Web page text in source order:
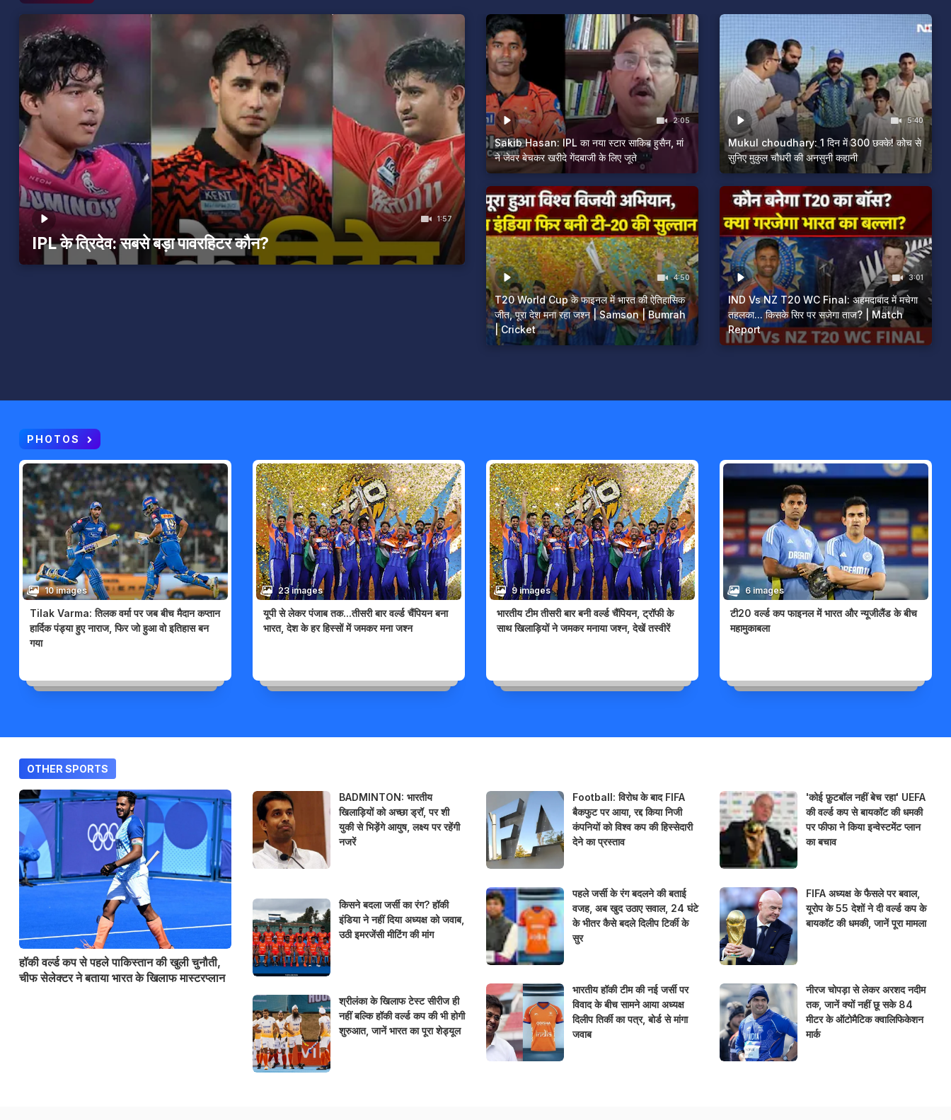
1:57
IPL के त्रिदेव: सबसे बड़ा पावरहिटर कौन?
2:05
Sakib Hasan: IPL का नया स्टार साकिब हुसैन, मां
ने जेवर बेचकर खरीदे गेंदबाजी के लिए जूते
5:40
Mukul choudhary: 1 दिन में 300 छक्के! कोच से
सुनिए मुकुल चौधरी की अनसुनी कहानी
4:50
T20 World Cup के फाइनल में भारत की ऐतिहासिक
जीत, पूरा देश मना रहा जश्न | Samson | Bumrah
| Cricket
3:01
IND Vs NZ T20 WC Final: अहमदाबाद में मचेगा
तहलका... किसके सिर पर सजेगा ताज? | Match
Report
PHOTOS
10 images
Tilak Varma: तिलक वर्मा पर जब बीच मैदान कप्तान
हार्दिक पंड्या हुए नाराज, फिर जो हुआ वो इतिहास बन
गया
23 images
यूपी से लेकर पंजाब तक...तीसरी बार वर्ल्ड चैंपियन बना
भारत, देश के हर हिस्सों में जमकर मना जश्न
9 images
भारतीय टीम तीसरी बार बनी वर्ल्ड चैंपियन, ट्रॉफी के
साथ खिलाड़ियों ने जमकर मनाया जश्न, देखें तस्वीरें
6 images
टी20 वर्ल्ड कप फाइनल में भारत और न्यूजीलैंड के बीच
महामुकाबला
OTHER SPORTS
हॉकी वर्ल्ड कप से पहले पाकिस्तान की खुली चुनौती,
चीफ सेलेक्टर ने बताया भारत के खिलाफ मास्टरप्लान
BADMINTON: भारतीय
खिलाड़ियों को अच्छा ड्रॉ, पर शी
युकी से भिड़ेंगे आयुष, लक्ष्य पर रहेंगी
नजरें
किसने बदला जर्सी का रंग? हॉकी
इंडिया ने नहीं दिया अध्यक्ष को जवाब,
उठी इमरजेंसी मीटिंग की मांग
श्रीलंका के खिलाफ टेस्ट सीरीज ही
नहीं बल्कि हॉकी वर्ल्ड कप की भी होगी
शुरुआत, जानें भारत का पूरा शेड्यूल
Football: विरोध के बाद FIFA
बैकफुट पर आया, रद्द किया निजी
कंपनियों को विश्व कप की हिस्सेदारी
देने का प्रस्ताव
पहले जर्सी के रंग बदलने की बताई
वजह, अब खुद उठाए सवाल, 24 घंटे
के भीतर कैसे बदले दिलीप टिर्की के
सुर
भारतीय हॉकी टीम की नई जर्सी पर
विवाद के बीच सामने आया अध्यक्ष
दिलीप तिर्की का पत्र, बोर्ड से मांगा
जवाब
'कोई फ़ुटबॉल नहीं बेच रहा' UEFA
की वर्ल्ड कप से बायकॉट की धमकी
पर फीफा ने किया इन्वेस्टमेंट प्लान
का बचाव
FIFA अध्यक्ष के फैसले पर बवाल,
यूरोप के 55 देशों ने दी वर्ल्ड कप के
बायकॉट की धमकी, जानें पूरा मामला
नीरज चोपड़ा से लेकर अरशद नदीम
तक, जानें क्यों नहीं छू सके 84
मीटर के ऑटोमैटिक क्वालिफिकेशन
मार्क